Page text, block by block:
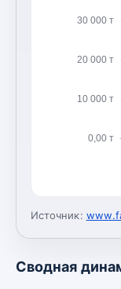
0,00 т
10 000 т
20 000 т
30 000 т
Источник:
Сводная